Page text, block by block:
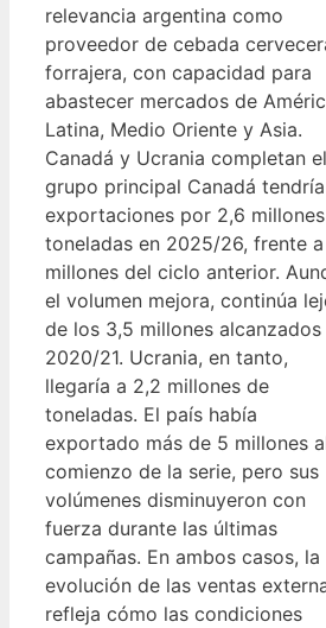
relevancia argentina como
proveedor de cebada
forrajera, con capacidad para
abastecer mercados de
Latina, Medio Oriente y Asia.
Canadá y Ucrania completan el
grupo principal Canadá tendría
exportaciones por 2,6
toneladas en 2025/26, frente a
millones del ciclo anterior.
el volumen mejora, continúa
de los 3,5 millones alcanzados
2020/21. Ucrania, en tanto,
llegaría a 2,2 millones de
toneladas. El país había
exportado más de 5 millones
comienzo de la serie, pero sus
volúmenes disminuyeron con
fuerza durante las últimas
campañas. En ambos casos, la
evolución de las ventas
refleja cómo las condiciones